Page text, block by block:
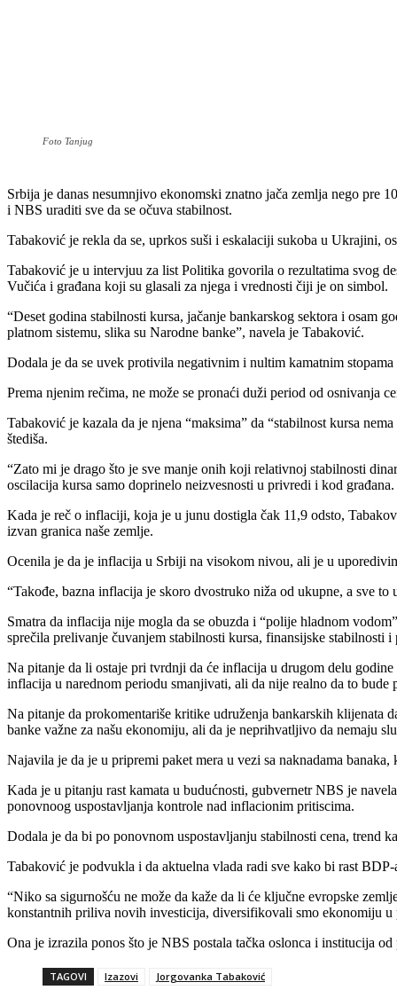
Foto Tanjug
Srbija je danas nesumnjivo ekonomski znatno jača zemlja nego pre
i NBS uraditi sve da se očuva stabilnost.
Tabaković je rekla da se, uprkos suši i eskalaciji sukoba u Ukrajini,
Tabaković je u intervjuu za list Politika govorila o rezultatima svog
Vučića i građana koji su glasali za njega i vrednosti čiji je on simbol.
“Deset godina stabilnosti kursa, jačanje bankarskog sektora i osam
platnom sistemu, slika su Narodne banke”, navela je Tabaković.
Dodala je da se uvek protivila negativnim i nultim kamatnim
Prema njenim rečima, ne može se pronaći duži period od osnivanja
Tabaković je kazala da je njena “maksima” da “stabilnost kursa
štediša.
“Zato mi je drago što je sve manje onih koji relativnoj stabilnosti
oscilacija kursa samo doprinelo neizvesnosti u privredi i kod građana.
Kada je reč o inflaciji, koja je u junu dostigla čak 11,9 odsto,
izvan granica naše zemlje.
Ocenila je da je inflacija u Srbiji na visokom nivou, ali je u
“Takođe, bazna inflacija je skoro dvostruko niža od ukupne, a sve
Smatra da inflacija nije mogla da se obuzda i “polije hladnom
sprečila prelivanje čuvanjem stabilnosti kursa, finansijske stabilnosti
Na pitanje da li ostaje pri tvrdnji da će inflacija u drugom delu
inflacija u narednom periodu smanjivati, ali da nije realno da to
Na pitanje da prokomentariše kritike udruženja bankarskih klijenata
banke važne za našu ekonomiju, ali da je neprihvatljivo da nemaju
Najavila je da je u pripremi paket mera u vezi sa naknadama
Kada je u pitanju rast kamata u budućnosti, gubvernetr NBS je
ponovnoog uspostavljanja kontrole nad inflacionim pritiscima.
Dodala je da bi po ponovnom uspostavljanju stabilnosti cena, trend
Tabaković je podvukla i da aktuelna vlada radi sve kako bi rast
“Niko sa sigurnošću ne može da kaže da li će ključne evropske
konstantnih priliva novih investicija, diversifikovali smo ekonomiju u
Ona je izrazila ponos što je NBS postala tačka oslonca i institucija
TAGOVI Izazovi Jorgovanka Tabaković